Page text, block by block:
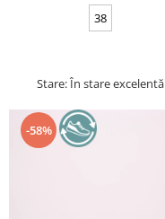
38
Stare: În stare excelentă
-58%